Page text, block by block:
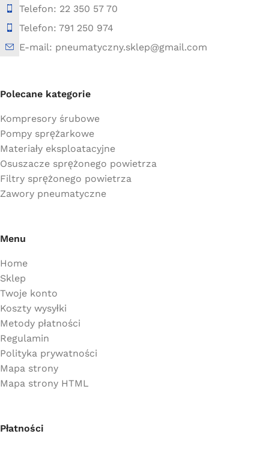
Telefon: 22 350 57 70
Telefon: 791 250 974
E-mail: pneumatyczny.sklep@gmail.com
Polecane kategorie
Kompresory śrubowe
Pompy sprężarkowe
Materiały eksploatacyjne
Osuszacze sprężonego powietrza
Filtry sprężonego powietrza
Zawory pneumatyczne
Menu
Home
Sklep
Twoje konto
Koszty wysyłki
Metody płatności
Regulamin
Polityka prywatności
Mapa strony
Mapa strony HTML
Płatności